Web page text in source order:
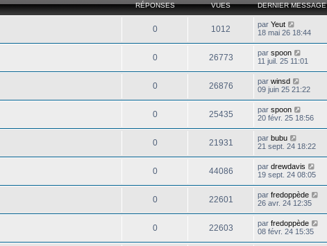
RÉPONSES VUES DERNIER MESSAGE
0 1012 par Yeut
18 mai 26 18:44
0 26773 par spoon
11 juil. 25 11:01
0 26876 par winsd
09 juin 25 21:22
0 25435 par spoon
20 févr. 25 18:56
0 21931 par bubu
21 sept. 24 18:22
0 44086 par drewdavis
19 sept. 24 08:05
0 22601 par fredoppède
26 avr. 24 12:35
0 22603 par fredoppède
08 févr. 24 15:35